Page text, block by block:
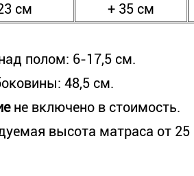
см
+ 35 см
полом: 6-17,5 см.
48,5 см.
не включено в стоимость.
высота матраса от 25